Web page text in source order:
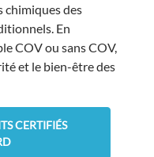
chimiques des
En
COV ou sans COV,
et le bien-être des
CERTIFIÉS